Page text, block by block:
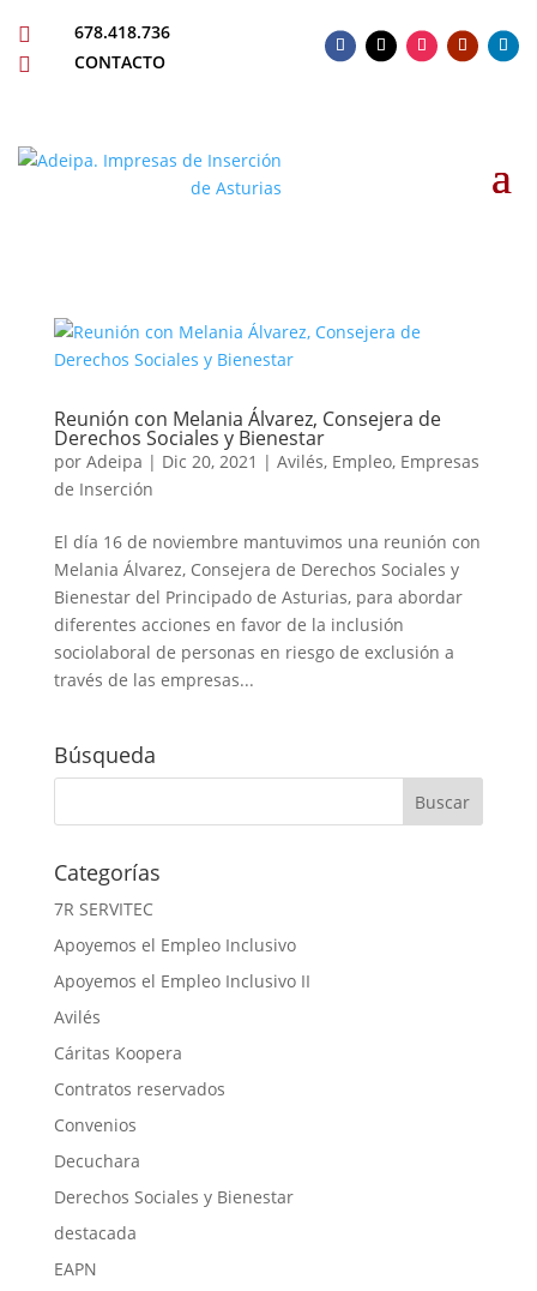
 678.418.736
 CONTACTO
Reunión con Melania Álvarez, Consejera de
Derechos Sociales y Bienestar
por Adeipa | Dic 20, 2021 | Avilés, Empleo, Empresas
de Inserción
El día 16 de noviembre mantuvimos una reunión con
Melania Álvarez, Consejera de Derechos Sociales y
Bienestar del Principado de Asturias, para abordar
diferentes acciones en favor de la inclusión
sociolaboral de personas en riesgo de exclusión a
través de las empresas...
Búsqueda
Categorías
7R SERVITEC
Apoyemos el Empleo Inclusivo
Apoyemos el Empleo Inclusivo II
Avilés
Cáritas Koopera
Contratos reservados
Convenios
Decuchara
Derechos Sociales y Bienestar
destacada
EAPN